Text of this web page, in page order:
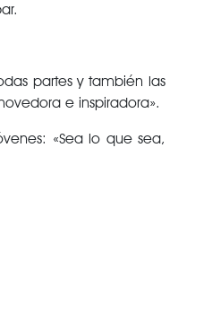
partes y también las
e inspiradora».
«Sea lo que sea,